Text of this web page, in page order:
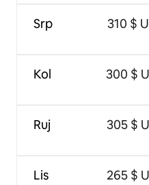
Srp
Kol
Ruj
Lis
310 $
300 $
305 $
265 $